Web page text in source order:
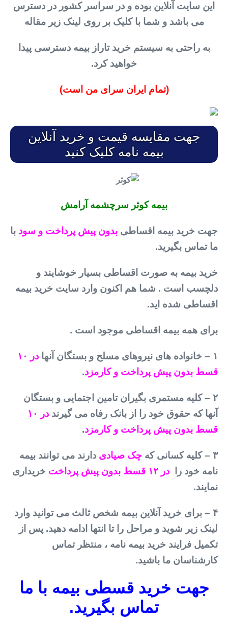
این سایت آنلاین بوده و در سراسر کشور در دسترس
می باشد و شما با کلیک بر روی لینک زیر مقاله
به راحتی به سیستم خرید تاراز بیمه دسترسی پیدا
خواهید کرد.
(تمام ایران سرای من است)
جهت مقایسه قیمت و خرید آنلاین
بیمه نامه کلیک کنید
بیمه کوثر سرچشمه آرامش
جهت خرید بیمه اقساطی بدون پیش پرداخت و سودبا
ما تماس بگیرید.
خرید بیمه به صورت اقساطی بسیار خوشایند و
دلچسب است . شما هم اکنون وارد سایت خرید بیمه
اقساطی شده اید.
برای همه بیمه اقساطی موجود است .
۱ – خانواده های نیروهای مسلح و بستگان آنها
در ۱۰
قسط بدون پیش پرداخت و کارمزد.
۲ – کلیه مستمری بگیران تامین اجتمایی و بستگان
آنها که حقوق خود را از بانک رفاه می گیرند
در ۱۰
قسط بدون پیش پرداخت و کارمزد.
۳ – کلیه کسانی که چک صیادیدارند می توانند بیمه
نامه خود را
در ۱۲ قسط بدون پیش پرداخت
خریداری
نمایند.
۴ – برای خرید آنلاین بیمه شخص ثالث می توانید وارد
لینک زیر شوید و مراحل را تا انتها ادامه دهید. پس از
تکمیل فرایند خرید بیمه نامه ، منتظر تماس
کارشناسان ما باشید.
جهت خرید قسطی بیمه با ما
تماس بگیرید.